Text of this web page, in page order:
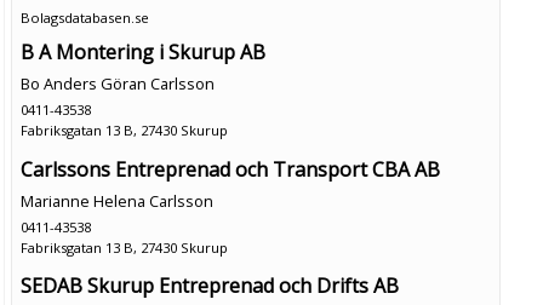
Bolagsdatabasen.se
B A Montering i Skurup AB
Bo Anders Göran Carlsson
0411-43538
Fabriksgatan 13 B, 27430 Skurup
Carlssons Entreprenad och Transport CBA AB
Marianne Helena Carlsson
0411-43538
Fabriksgatan 13 B, 27430 Skurup
SEDAB Skurup Entreprenad och Drifts AB